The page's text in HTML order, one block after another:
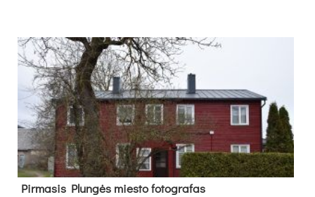
Pir­ma­sis Plun­gės mies­to fo­tog­ra­fas